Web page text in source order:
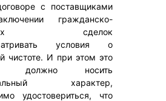
с поставщиками
гражданско-
сделок
условия о
чистоте. И при этом это
должно носить
характер,
удостовериться, что